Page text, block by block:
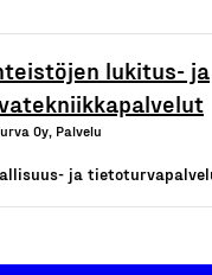
lukitus- ja
Oy, Palvelu
ja